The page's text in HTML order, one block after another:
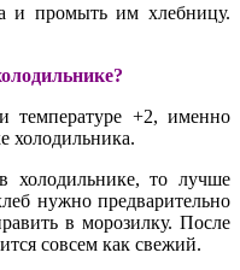
и промыть им хлебницу.
температуре +2, именно
холодильника.
холодильнике, то лучше
нужно предварительно
в морозилку. После
совсем как свежий.